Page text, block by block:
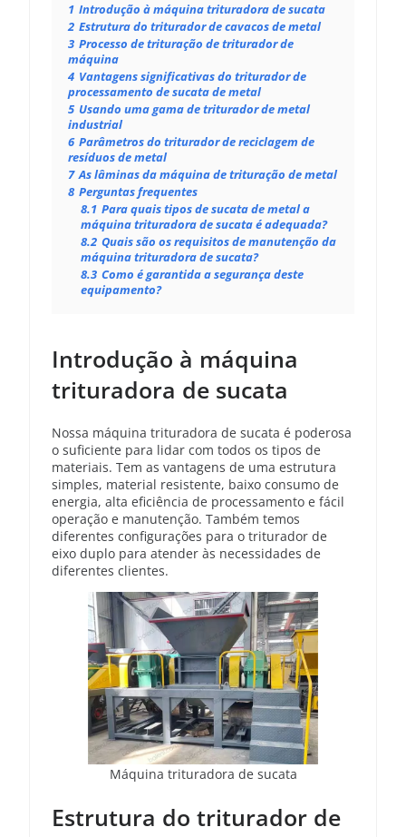
1 Introdução à máquina trituradora de sucata
2 Estrutura do triturador de cavacos de metal
3 Processo de trituração de triturador de
máquina
4 Vantagens significativas do triturador de
processamento de sucata de metal
5 Usando uma gama de triturador de metal
industrial
6 Parâmetros do triturador de reciclagem de
resíduos de metal
7 As lâminas da máquina de trituração de metal
8 Perguntas frequentes
8.1 Para quais tipos de sucata de metal a
máquina trituradora de sucata é adequada?
8.2 Quais são os requisitos de manutenção da
máquina trituradora de sucata?
8.3 Como é garantida a segurança deste
equipamento?
Introdução à máquina
trituradora de sucata
Nossa máquina trituradora de sucata é poderosa
o suficiente para lidar com todos os tipos de
materiais. Tem as vantagens de uma estrutura
simples, material resistente, baixo consumo de
energia, alta eficiência de processamento e fácil
operação e manutenção. Também temos
diferentes configurações para o triturador de
eixo duplo para atender às necessidades de
diferentes clientes.
Máquina trituradora de sucata
Estrutura do triturador de